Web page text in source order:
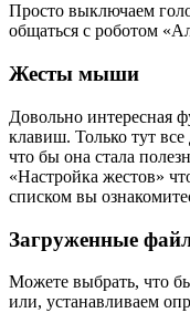
Просто выключаем
общаться с роботом
Жесты мыши
Довольно интересная
клавиш. Только тут
что бы она стала
«Настройка жестов»
списком вы
Загруженные
Можете выбрать, что
или, устанавливаем